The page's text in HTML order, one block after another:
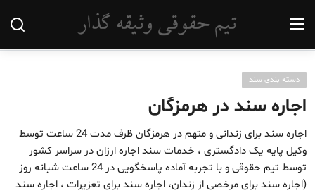
دسته بندی سند
دسته بندی وثیقه
دسته بندی جواز کسب (پروانه کسب)
دسته بندی فیش حقوقی
دسته بندی سند
اجاره سند در هرمزگان
اجاره سند برای زندانی و متهم در هرمزگان ظرف مدت 24 ساعت توسط
وکیل پایه یک دادگستری ، خدمات سند اجاره ارزان در سراسر کشور
توسط تیم حقوقی و با تجربه آماده پاسخگویی در 24 ساعت شبانه روز
(اجاره سند برای مرخصی از زندان، اجاره سند برای تعزیرات ، اجاره سند